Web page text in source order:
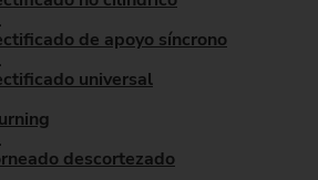
de apoyo síncrono
universal
descortezado